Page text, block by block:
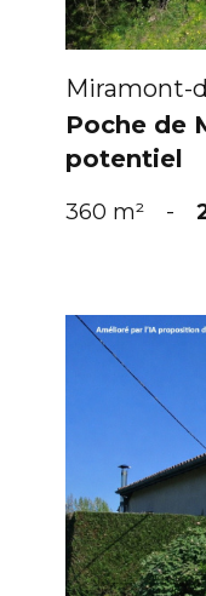
Miramont-
Poche de
potentiel
360 m² -